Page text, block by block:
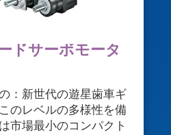
ドサーボモータ
：新世代の遊星歯車ギ
のレベルの多様性を備
市場最小のコンパクト